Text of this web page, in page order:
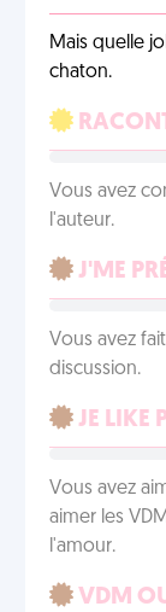
Mais quelle
chaton.
Vous avez
l'auteur.
J'ME
Vous avez
discussion.
JE LIKE
Vous avez
aimer les
l'amour.
VDM